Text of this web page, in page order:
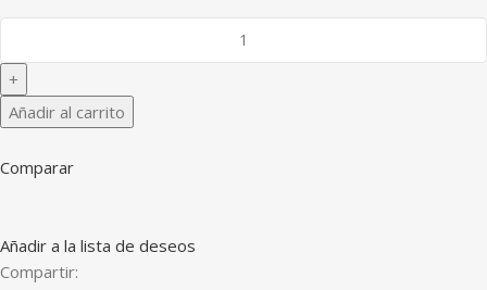
Añadir al carrito
Comparar
Añadir a la lista de deseos
Compartir: